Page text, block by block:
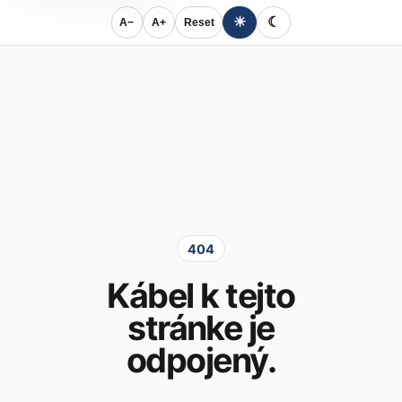
A− A+ Reset ☀ ☾
404
Kábel k tejto
stránke je
odpojený.